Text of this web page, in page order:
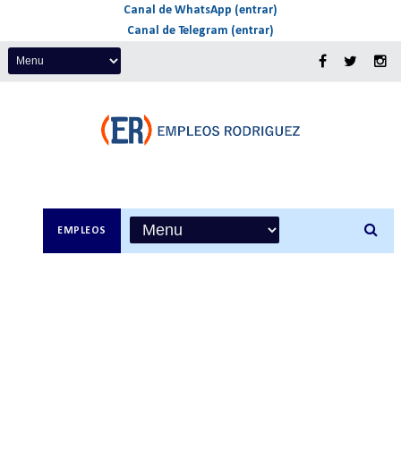
Canal de WhatsApp (entrar)
Canal de Telegram (entrar)
EMPLEOS